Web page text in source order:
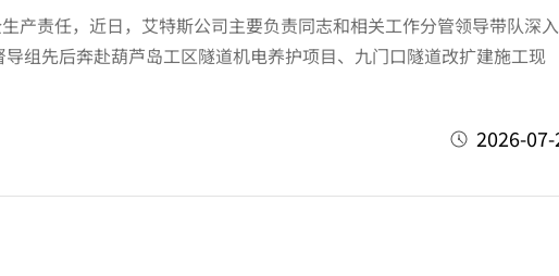
责任，近日，艾特斯公司主要负责同志和相关工作分管领导带队深
先后奔赴葫芦岛工区隧道机电养护项目、九门口隧道改扩建施工现
2026-